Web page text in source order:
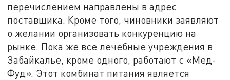
перечислением направлены в адрес
поставщика. Кроме того, чиновники заявляют
о желании организовать конкуренцию на
рынке. Пока же все лечебные учреждения в
Забайкалье, кроме одного, работают с «Мед-
Фуд». Этот комбинат питания является